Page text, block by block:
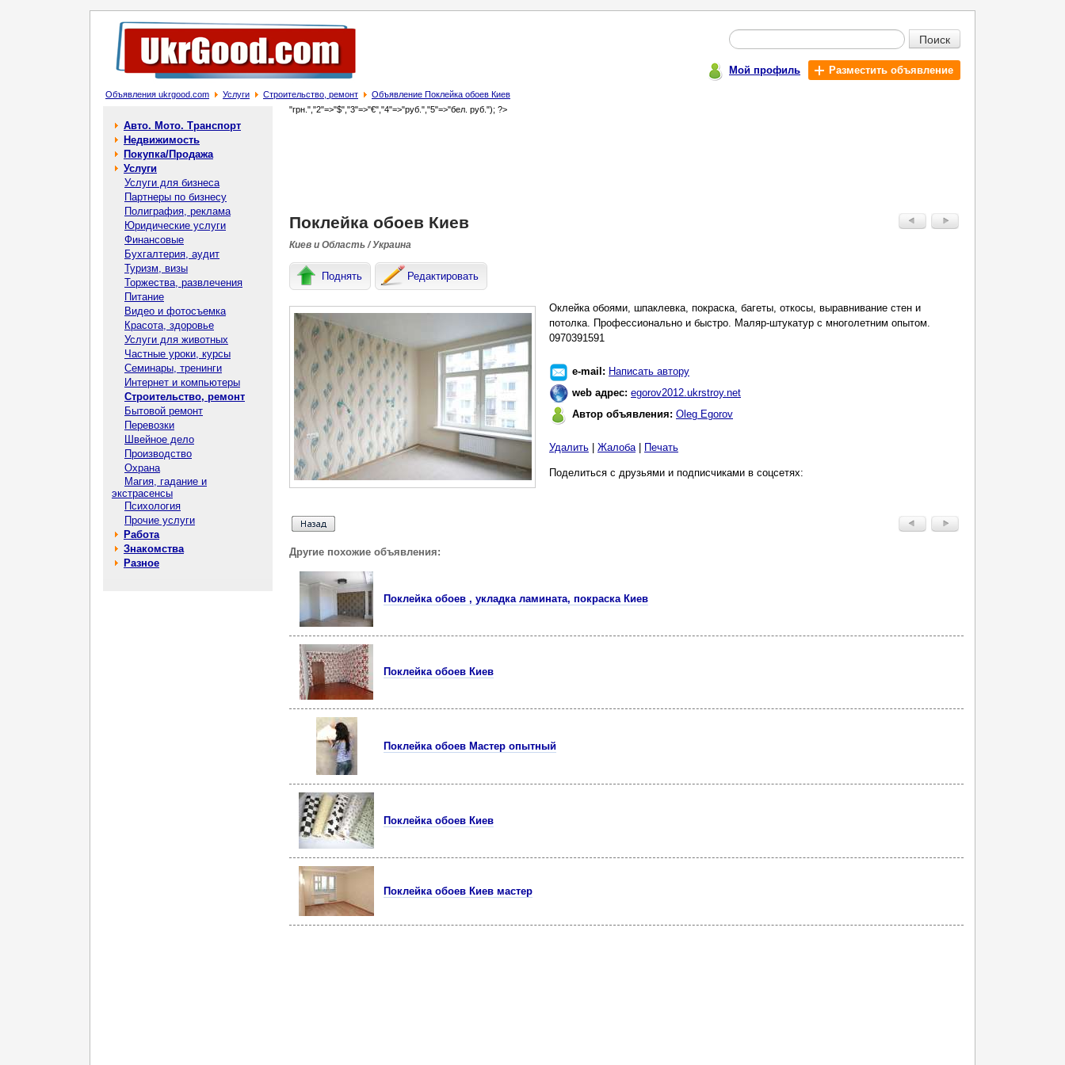
Поиск
Мой профиль Разместить объявление
Объявления ukrgood.com Услуги Строительство, ремонт Объявление Поклейка обоев Киев
Авто. Мото. Транспорт
Недвижимость
Покупка/Продажа
Услуги
Услуги для бизнеса
Партнеры по бизнесу
Полиграфия, реклама
Юридические услуги
Финансовые
Бухгалтерия, аудит
Туризм, визы
Торжества, развлечения
Питание
Видео и фотосъемка
Красота, здоровье
Услуги для животных
Частные уроки, курсы
Семинары, тренинги
Интернет и компьютеры
Строительство, ремонт
Бытовой ремонт
Перевозки
Швейное дело
Производство
Охрана
Магия, гадание и
экстрасенсы
Психология
Прочие услуги
Работа
Знакомства
Разное
"грн.","2"=>"$","3"=>"€","4"=>"руб.","5"=>"бел. руб."); ?>
Поклейка обоев Киев
Киев и Область / Украина
Поднять Редактировать
Оклейка обоями, шпаклевка, покраска, багеты, откосы, выравнивание стен и
потолка. Профессионально и быстро. Маляр-штукатур с многолетним опытом.
0970391591
e-mail: Написать автору
web адрес: egorov2012.ukrstroy.net
Автор объявления: Oleg Egorov
Удалить Жалоба| Печать
Поделиться с друзьями и подписчиками в соцсетях:
Другие похожие объявления:
Поклейка обоев , укладка ламината, покраска Киев
Поклейка обоев Киев
Поклейка обоев Мастер опытный
Поклейка обоев Киев
Поклейка обоев Киев мастер